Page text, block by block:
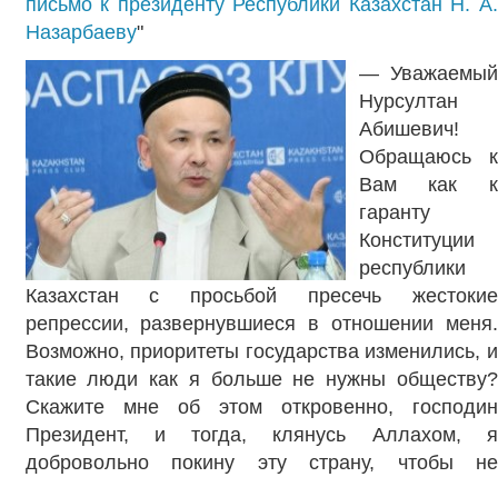
письмо к президенту Республики Казахстан Н. А.
Назарбаеву"
— Уважаемый
Нурсултан
Абишевич!
Обращаюсь к
Вам как к
гаранту
Конституции
республики
Казахстан с просьбой пресечь жестокие
репрессии, развернувшиеся в отношении меня.
Возможно, приоритеты государства изменились, и
такие люди как я больше не нужны обществу?
Скажите мне об этом откровенно, господин
Президент, и тогда, клянусь Аллахом, я
добровольно покину эту страну, чтобы не